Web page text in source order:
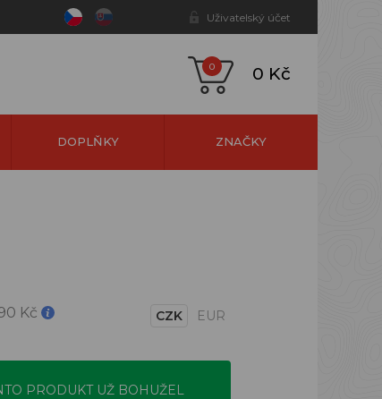
Uživatelský účet
0 0 Kč
DOPLŇKY ZNAČKY
Kč CZK EUR
PRODUKT UŽ BOHUŽEL